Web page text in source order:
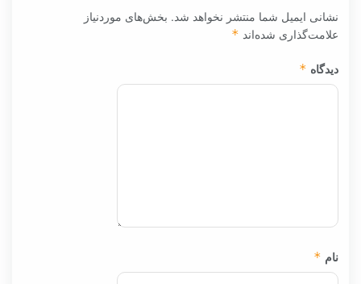
نشانی ایمیل شما منتشر نخواهد شد. بخش‌های موردنیاز
علامت‌گذاری شده‌اند *
دیدگاه *
نام *